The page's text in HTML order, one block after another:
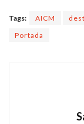
Tags: AICM
Portada